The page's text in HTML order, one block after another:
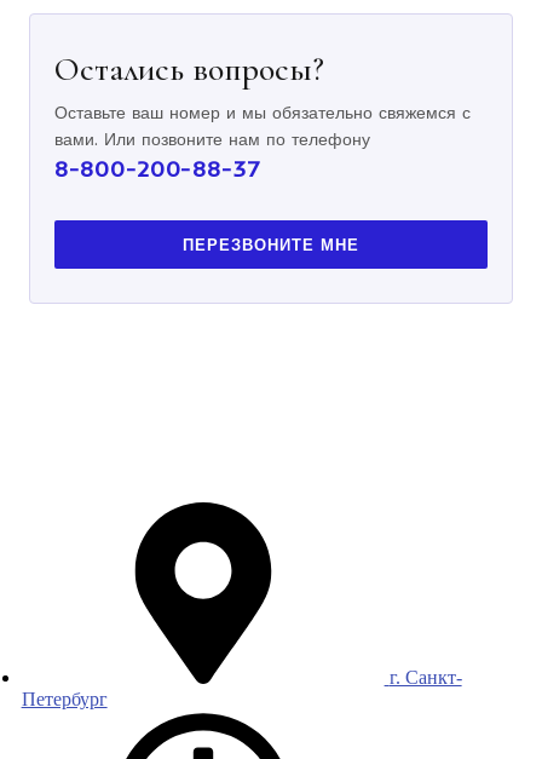
Остались вопросы?
Оставьте ваш номер и мы обязательно свяжемся с
вами. Или позвоните нам по телефону
8-800-200-88-37
ПЕРЕЗВОНИТЕ МНЕ
г. Санкт-
Петербург